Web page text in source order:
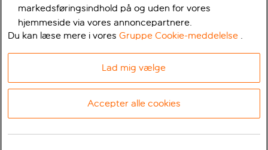
markedsføringsindhold på og uden for vores
hjemmeside via vores annoncepartnere.
Du kan læse mere i voresGruppe Cookie-meddelelse .
Lad mig vælge
Accepter alle cookies